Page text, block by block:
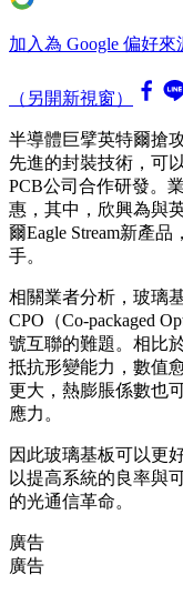
加入為 Google 偏好來
（另開新視窗）
半導體巨擘英特爾搶
先進的封裝技術，可
PCB公司合作研發。
惠，其中，欣興為與
爾Eagle Stream新產
手。
相關業者分析，玻璃
CPO（Co-packaged
號互聯的難題。相比
抵抗形變能力，數值
更大，熱膨脹係數也
應力。
因此玻璃基板可以更
以提高系統的良率與
的光通信革命。
廣告
廣告